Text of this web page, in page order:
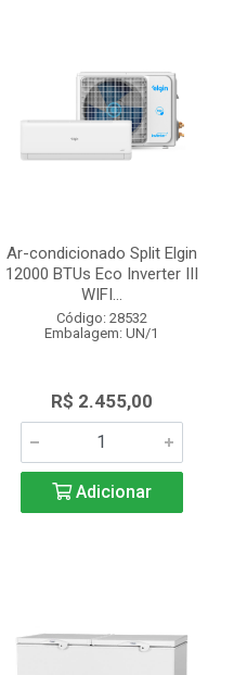
Ar-condicionado Split Elgin
12000 BTUs Eco Inverter III
WIFI...
Código: 28532
Embalagem: UN/1
R$ 2.455,00
Adicionar